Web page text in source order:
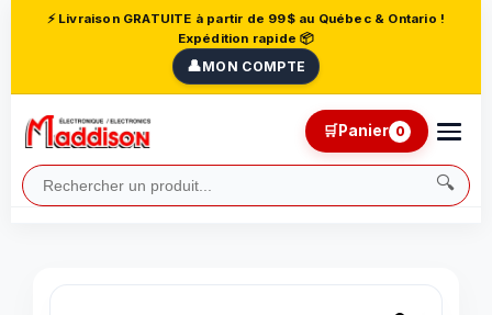
⚡ Livraison GRATUITE à partir de 99$ au Québec & Ontario !
Expédition rapide 📦
👤MON COMPTE
🔍
🛒Panier 0